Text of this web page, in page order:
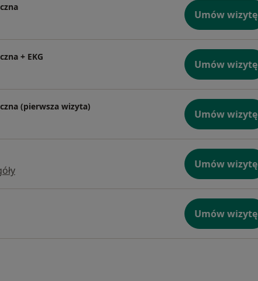
Umów wizytę
+ EKG
Umów wizytę
(pierwsza wizyta)
Umów wizytę
Umów wizytę
Umów wizytę